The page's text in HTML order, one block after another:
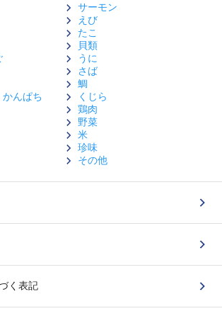
サーモン
えび
たこ
貝類
うに
さば
鯛
かんぱち
くじら
鶏肉
野菜
米
珍味
その他
く表記